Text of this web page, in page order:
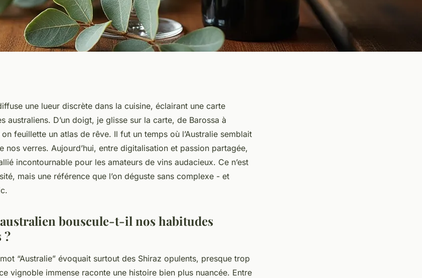
vin australien
une lueur discrète dans la cuisine, éclairant une carte
australiens. D’un doigt, je glisse sur la carte, de Barossa à
feuillette un atlas de rêve. Il fut un temps où l’Australie semblait
nos verres. Aujourd’hui, entre digitalisation et passion partagée,
incontournable pour les amateurs de vins audacieux. Ce n’est
mais une référence que l’on déguste sans complexe - et
bouscule-t-il nos habitudes
?
“Australie” évoquait surtout des Shiraz opulents, presque trop
vignoble immense raconte une histoire bien plus nuancée. Entre